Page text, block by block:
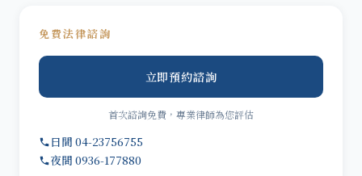
免費法律諮詢
立即預約諮詢
首次諮詢免費，專業律師為您評估
日間 04-23756755
夜間 0936-177880